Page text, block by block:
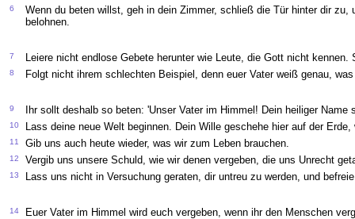
6
Wenn du beten willst, geh in dein Zimmer, schließ die Tür hinter dir
belohnen.
7 Leiere nicht endlose Gebete herunter wie Leute, die Gott nicht
8 Folgt nicht ihrem schlechten Beispiel, denn euer Vater weiß genau,
9 Ihr sollt deshalb so beten: 'Unser Vater im Himmel! Dein heiliger Name
10 Lass deine neue Welt beginnen. Dein Wille geschehe hier auf der
11 Gib uns auch heute wieder, was wir zum Leben brauchen.
12 Vergib uns unsere Schuld, wie wir denen vergeben, die uns Unrecht
13 Lass uns nicht in Versuchung geraten, dir untreu zu werden, und
14 Euer Vater im Himmel wird euch vergeben, wenn ihr den Menschen